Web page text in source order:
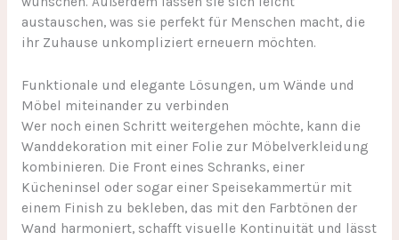
austauschen, was sie perfekt für Menschen macht, die
ihr Zuhause unkompliziert erneuern möchten.
Funktionale und elegante Lösungen, um Wände und
Möbel miteinander zu verbinden
Wer noch einen Schritt weitergehen möchte, kann die
Wanddekoration mit einer Folie zur Möbelverkleidung
kombinieren. Die Front eines Schranks, einer
Kücheninsel oder sogar einer Speisekammertür mit
einem Finish zu bekleben, das mit den Farbtönen der
Wand harmoniert, schafft visuelle Kontinuität und lässt